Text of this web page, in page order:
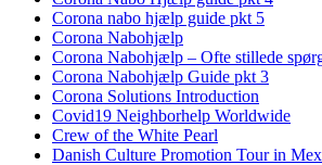
Corona nabo hjælp guide pkt 5
Corona Nabohjælp
Corona Nabohjælp – Ofte stillede
Corona Nabohjælp Guide pkt 3
Corona Solutions Introduction
Covid19 Neighborhelp Worldwide
Crew of the White Pearl
Danish Culture Promotion Tour in